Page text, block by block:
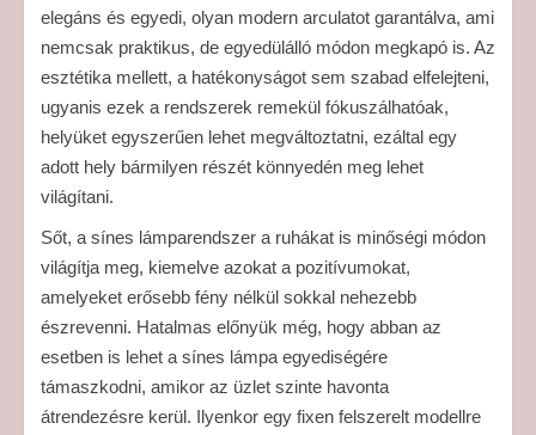
elegáns és egyedi, olyan modern arculatot garantálva, ami
nemcsak praktikus, de egyedülálló módon megkapó is. Az
esztétika mellett, a hatékonyságot sem szabad elfelejteni,
ugyanis ezek a rendszerek remekül fókuszálhatóak,
helyüket egyszerűen lehet megváltoztatni, ezáltal egy
adott hely bármilyen részét könnyedén meg lehet
világítani.
Sőt, a sínes lámparendszer a ruhákat is minőségi módon
világítja meg, kiemelve azokat a pozitívumokat,
amelyeket erősebb fény nélkül sokkal nehezebb
észrevenni. Hatalmas előnyük még, hogy abban az
esetben is lehet a sínes lámpa egyediségére
támaszkodni, amikor az üzlet szinte havonta
átrendezésre kerül. Ilyenkor egy fixen felszerelt modellre